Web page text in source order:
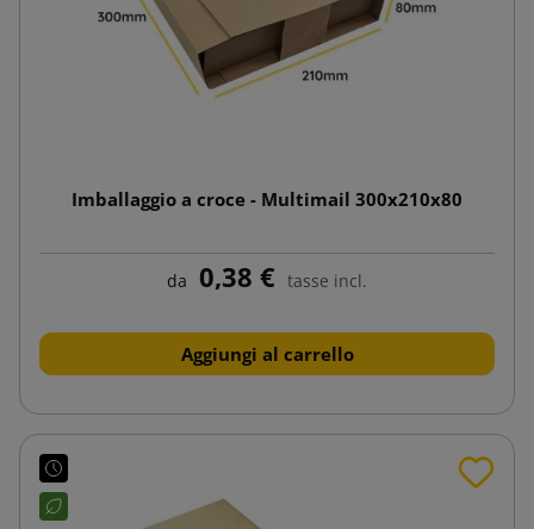
Imballaggio a croce - Multimail 300x210x80
da 0,38 € tasse incl.
Aggiungi al carrello